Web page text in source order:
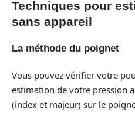
Techniques pour
sans appareil
La méthode du poignet
Vous pouvez vérifier votre
estimation de votre pression
(index et majeur) sur le